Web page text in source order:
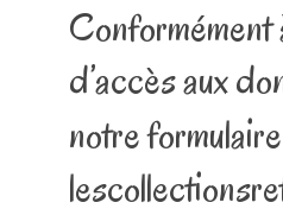
d’accès aux
notre formulaire